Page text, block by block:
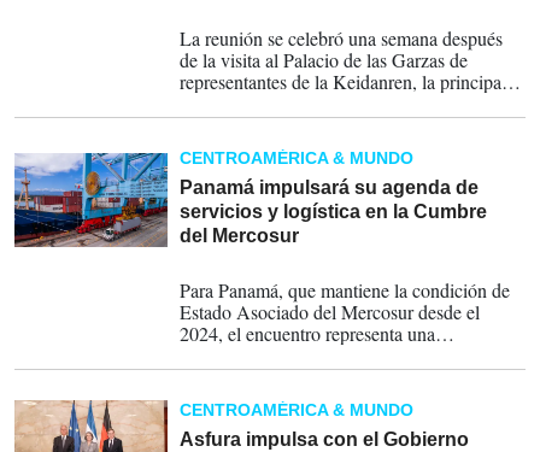
La reunión se celebró una semana después
de la visita al Palacio de las Garzas de
representantes de la Keidanren, la principal
segundo encuentro entre Mulino y la
directiva del gremio naviero japonés.
CENTROAMÉRICA & MUNDO
Panamá impulsará su agenda de
servicios y logística en la Cumbre
del Mercosur
Para Panamá, que mantiene la condición de
Estado Asociado del Mercosur desde el
2024, el encuentro representa una
estratégicas derivadas de su vinculación con
el bloque suramericano.
CENTROAMÉRICA & MUNDO
Asfura impulsa con el Gobierno